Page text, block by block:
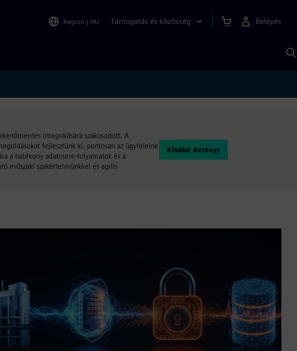
Region | HU Támogatás és közösség Belépés
integrálására szakosodott. A
fejlesztünk ki, pontosan az ügyfeleink
a hatékony adatcsere-folyamatok és a
műszaki szakértelmünkkel és agilis
Kínálat Axtesys